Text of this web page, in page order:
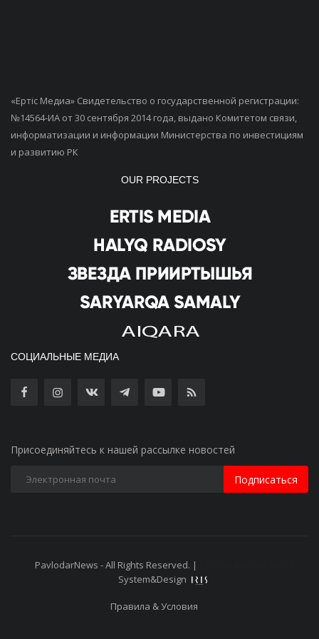
«Ертiс Медиа» Свидетельство о государственной регистрации:
№14564-ИА от 30 сентября 2014 года, выдано Комитетом связи,
информатизации и информации Министерства по инвестициям
и развитию РК
OUR PROJECTS
СОЦИАЛЬНЫЕ МЕДИА
Присоединяйтесь к нашей рассылке новостей
Подписаться
PavlodarNews - All Rights Reserved. |
System&Design
Правила & Условия